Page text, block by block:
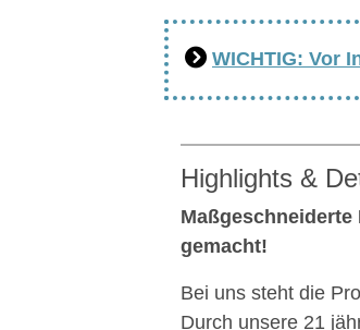
WICHTIG: Vor
Highlights &
gemacht!
Bei uns steht die
Durch unsere 21